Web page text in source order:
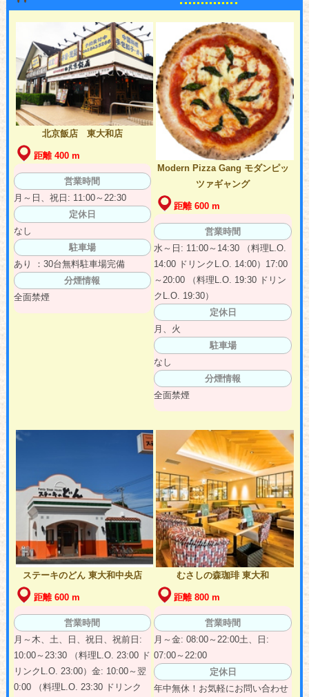
北京飯店 東大和店
距離 400 m
営業時間
月～日、祝日: 11:00～22:30
定休日
なし
駐車場
あり ：30台無料駐車場完備
分煙情報
全面禁煙
Modern Pizza Gang モダンピッ
ツァギャング
距離 600 m
営業時間
水～日: 11:00～14:30 （料理L.O.
14:00 ドリンクL.O. 14:00）17:00
～20:00 （料理L.O. 19:30 ドリン
クL.O. 19:30）
定休日
月、火
駐車場
なし
分煙情報
全面禁煙
ステーキのどん 東大和中央店
距離 600 m
営業時間
月～木、土、日、祝日、祝前日:
10:00～23:30 （料理L.O. 23:00 ド
リンクL.O. 23:00）金: 10:00～翌
0:00 （料理L.O. 23:30 ドリンク
むさしの森珈琲 東大和
距離 800 m
営業時間
月～金: 08:00～22:00土、日:
07:00～22:00
定休日
年中無休！お気軽にお問い合わせ